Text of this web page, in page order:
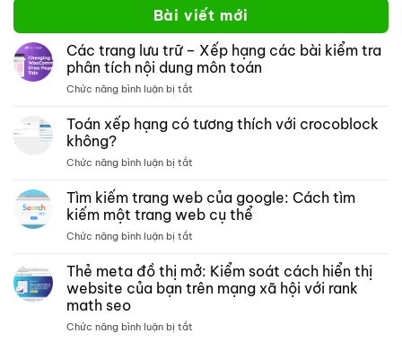
Bài viết mới
Các trang lưu trữ – Xếp hạng các bài kiểm tra
phân tích nội dung môn toán
Chức năng bình luận bị tắt
trang
lưu
các
bài
tích
nội
Toán xếp hạng có tương thích với crocoblock
không?
Chức năng bình luận bị tắt
xếp
hạng
có
với
crocoblock
Tìm kiếm trang web của google: Cách tìm
kiếm một trang web cụ thể
Chức năng bình luận bị tắt
kiếm
trang
web
Thẻ meta đồ thị mở: Kiểm soát cách hiển thị
website của bạn trên mạng xã hội với rank
math seo
Chức năng bình luận bị tắt